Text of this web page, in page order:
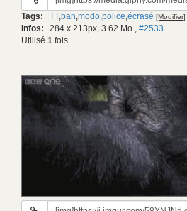
gif:
Tags: TT,ban,modo,police,écrasé [Modifier]
Infos: 284 x 213px, 3.62 Mo , #2533
Utilisé 1 fois
URL